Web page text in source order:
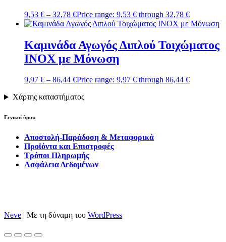
9,53 € – 32,78 €Price range: 9,53 € through 32,78 €
Καμινάδα Αγωγός Διπλού Τοιχώματος
ΙΝΟΧ με Μόνωση
9,97 € – 86,44 €Price range: 9,97 € through 86,44 €
Χάρτης καταστήματος
Γενικοί όροι:
Αποστολή-Παράδοση & Μεταφορικά
Προϊόντα και Επιστροφές
Τρόποι Πληρωμής
Ασφάλεια Δεδομένων
Neve | Με τη δύναμη του WordPress